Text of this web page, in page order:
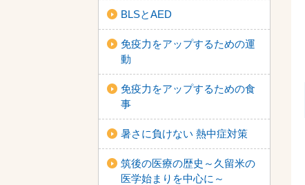
BLSとAED
免疫力をアップするための運
動
免疫力をアップするための食
事
暑さに負けない 熱中症対策
筑後の医療の歴史～久留米の
医学始まりを中心に～